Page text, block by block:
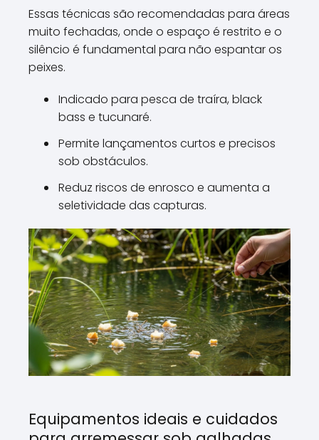
Essas técnicas são recomendadas para áreas
muito fechadas, onde o espaço é restrito e o
silêncio é fundamental para não espantar os
peixes.
Indicado para pesca de traíra, black
bass e tucunaré.
Permite lançamentos curtos e precisos
sob obstáculos.
Reduz riscos de enrosco e aumenta a
seletividade das capturas.
Equipamentos ideais e cuidados